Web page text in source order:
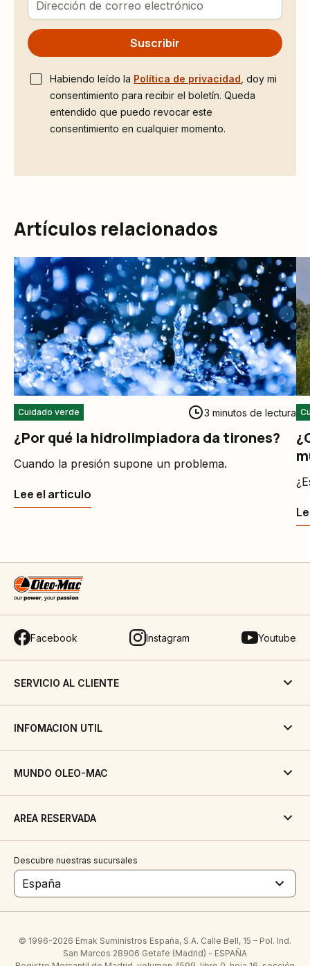
Suscribir
Habiendo leído la Política de privacidad , doy mi
consentimiento para recibir el boletín. Queda
entendido que puedo revocar este
consentimiento en cualquier momento.
Artículos relacionados
Cuidado verde 3 minutos de lectura
¿Por qué la hidrolimpiadora da tirones?
Cuando la presión supone un problema.
Lee el articulo
Facebook Instagram Youtube
SERVICIO AL CLIENTE
INFOMACION UTIL
MUNDO OLEO-MAC
AREA RESERVADA
Descubre nuestras sucursales
España
© 1996-2026 Emak Suministros España, S.A. Calle Bell, 15 – Pol. Ind.
San Marcos 28906 Getafe (Madrid) - ESPAÑA